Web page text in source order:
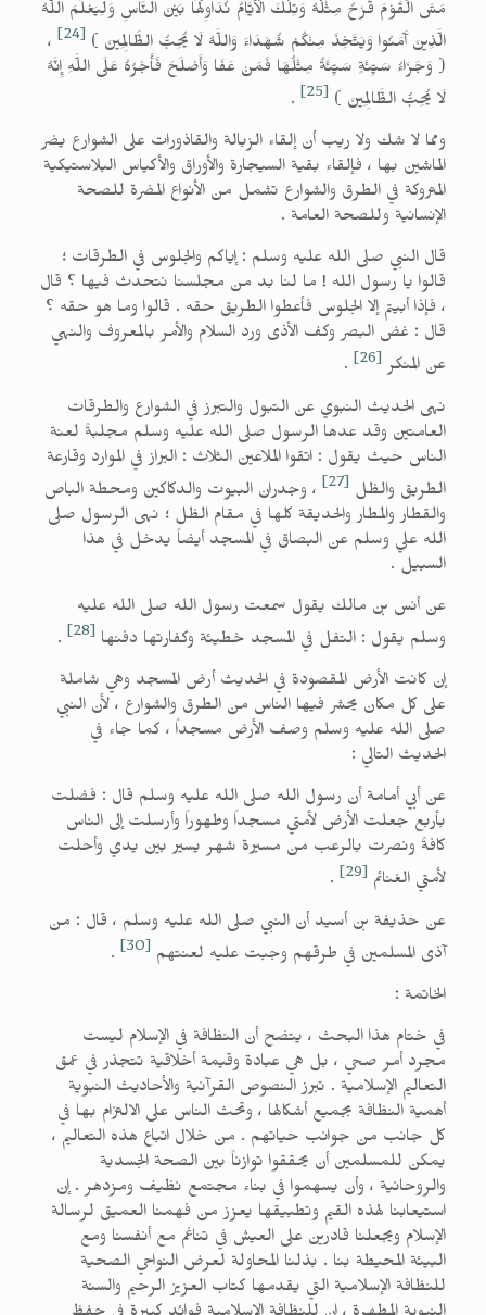
مَسَّ الْقَوْمَ قَرْحٌ مِثْلُهُ وَتِلْكَ الْأَيَّامُ نُدَاوِلُهَا بَيْنَ النَّاسِ وَلِيَعْلَمَ اللَّهُ
الَّذِينَ آَمَنُوا وَيَتَّخِذَ مِنْكُمْ شُهَدَاءَ وَاللَّهُ لَا يُحِبُّ الظَّالِمِينَ ) [24]
،
( وَجَزَاءُ سَيِّئَةٍ سَيِّئَةٌ مِثْلُهَا فَمَنْ عَفَا وَأَصْلَحَ فَأَجْرُهُ عَلَى اللَّهِ إِنَّهُ
لَا يُحِبُّ الظَّالِمِينَ ) [25]
.
ومما لا شك ولا ريب أن إلقاء الزبالة والقاذورات على الشوارع يضر
الماشين بها ، فإلقاء بقية السيجارة والأوراق والأكياس البلاستيكية
المتروكة في الطرق والشوارع تشمل من الأنواع المضرة للصحة
الإنسانية وللصحة العامة .
قال النبي صلى الله عليه وسلم : إياكم والجلوس في الطرقات ؛
قالوا يا رسول الله ! ما لنا بد من مجلسنا نتحدث فيها ؟ قال
، فإذا أبيتم إلا الجلوس فأعطوا الطريق حقه . قالوا وما هو حقه ؟
قال : غض البصر وكف الأذى ورد السلام والأمر بالمعروف والنهي
عن المنكر [26]
.
نهى الحديث النبوي عن التبول والتبرز في الشوارع والطرقات
العامتين وقد عدها الرسول صلى الله عليه وسلم مجلبةً لعنة
الناس حيث يقول : اتقوا الملاعين الثلاث : البراز في الموارد وقارعة
الطريق والظل [27]
، وجدران البيوت والدكاكين ومحطة الباص
والقطار والمطار والحديقة كلها في مقام الظل ؛ نهى الرسول صلى
الله علي وسلم عن البصاق في المسجد أيضاً يدخل في هذا
السبيل .
عن أنس بن مالك يقول سمعت رسول الله صلى الله عليه
وسلم يقول : التفل في المسجد خطيئة وكفارتها دفنها [28]
.
إن كانت الأرض المقصودة في الحديث أرض المسجد وهي شاملة
على كل مكان يحشر فيها الناس من الطرق والشوارع ، لأن النبي
صلى الله عليه وسلم وصف الأرض مسجداً ، كما جاء في
الحديث التالي :
عن أبي أمامة أن رسول الله صلى الله عليه وسلم قال : فضلت
بأربع جعلت الأرض لأمتي مسجداً وطهوراً وأرسلت إلى الناس
كافةً ونصرت بالرعب من مسيرة شهر يسير بين يدي وأحلت
لأمتي الغنائم [29]
.
عن حذيفة بن أسيد أن النبي صلى الله عليه وسلم ، قال : من
آذى المسلمين في طرقهم وجبت عليه لعنتهم [30]
.
الخاتمة :
في ختام هذا البحث ، يتضح أن النظافة في الإسلام ليست
مجرد أمر صحي ، بل هي عبادة وقيمة أخلاقية تتجذر في عمق
التعاليم الإسلامية . تبرز النصوص القرآنية والأحاديث النبوية
أهمية النظافة بجميع أشكالها ، وتحث الناس على الالتزام بها في
كل جانب من جوانب حياتهم . من خلال اتباع هذه التعاليم ،
يمكن للمسلمين أن يحققوا توازناً بين الصحة الجسدية
والروحانية ، وأن يسهموا في بناء مجتمع نظيف ومزدهر . إن
استيعابنا لهذه القيم وتطبيقها يعزز من فهمنا العميق لرسالة
الإسلام ويجعلنا قادرين على العيش في تناغم مع أنفسنا ومع
البيئة المحيطة بنا . بذلنا المحاولة لعرض النواحي الصحية
للنظافة الإسلامية التي يقدمها كتاب العزيز الرحيم والسنة